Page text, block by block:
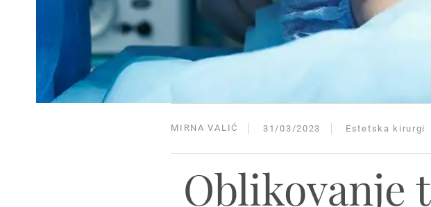
MIRNA VALIĆ 31/03/2023 Estetska kirurgi
Oblikovanje